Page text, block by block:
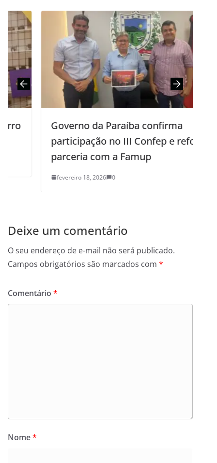
Governo da Paraíba confirma
participação no III Confep e reforça
parceria com a Famup
fevereiro 18, 2026 0
Deixe um comentário
O seu endereço de e-mail não será publicado.
Campos obrigatórios são marcados com *
Comentário *
Nome*